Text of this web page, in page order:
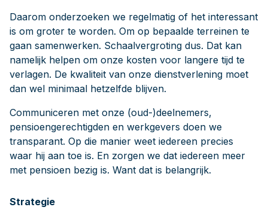
Daarom onderzoeken we regelmatig of het interessant
is om groter te worden. Om op bepaalde terreinen te
gaan samenwerken. Schaalvergroting dus. Dat kan
namelijk helpen om onze kosten voor langere tijd te
verlagen. De kwaliteit van onze dienstverlening moet
dan wel minimaal hetzelfde blijven.
Communiceren met onze (oud-)deelnemers,
pensioengerechtigden en werkgevers doen we
transparant. Op die manier weet iedereen precies
waar hij aan toe is. En zorgen we dat iedereen meer
met pensioen bezig is. Want dat is belangrijk.
Strategie